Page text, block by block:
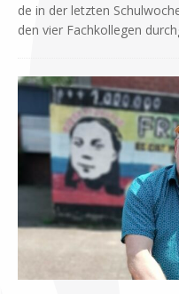
de in der letz­ten
den vier Fach­kol­le­gen